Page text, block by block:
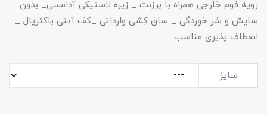
رویه فوم خارجی همراه با برزنت _ زیره لاستیکی آدامسی_ بدون
سایش و سُر خوردگی _ ساق کِشی وارداتی _کف آنتی باکتریال _
انعطاف پذیری مناسب
سایز